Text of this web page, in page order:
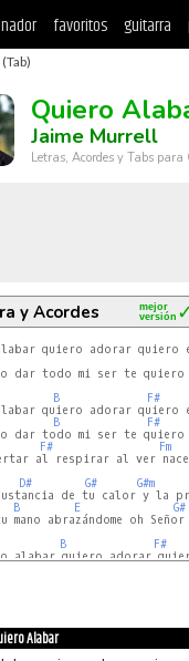
favoritos guitarra
Quiero
Jaime Murrell
Letras, Acordes y Tabs
y Acordes ✓
mejor
versión
B F#
B F#
F# Fm
al respirar al ver
D# G# G#m
B E
G#
mano abrazándome oh Señor
B F#
Alabar